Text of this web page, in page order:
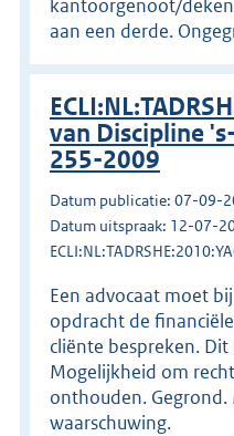
kantoorgenoot/
aan een derde.
van Discipline
255-2009
Datum publicatie: 07-09-
Datum uitspraak: 12-07-
Een advocaat moet
opdracht de
cliënte bespreken.
Mogelijkheid om
onthouden. Gegrond.
waarschuwing.